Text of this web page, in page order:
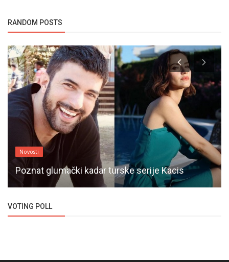
RANDOM POSTS
Novosti
Poznat glumački kadar turske serije Kacis
VOTING POLL